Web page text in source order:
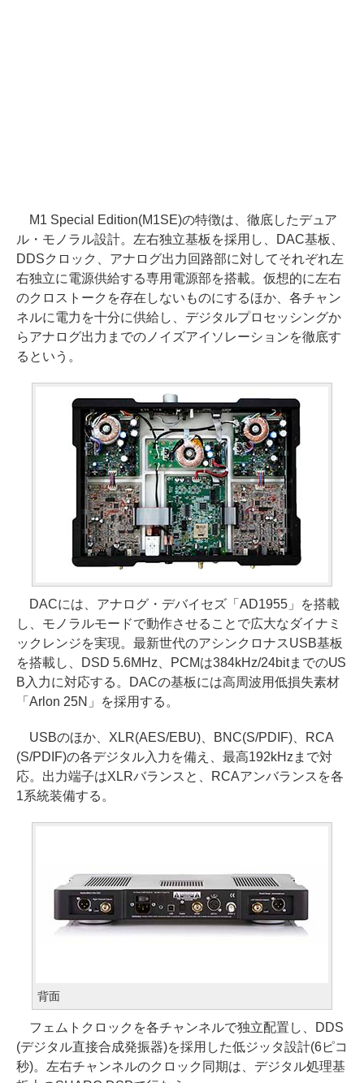
M1 Special Edition(M1SE)の特徴は、徹底したデュア
ル・モノラル設計。左右独立基板を採用し、DAC基板、
DDSクロック、アナログ出力回路部に対してそれぞれ左
右独立に電源供給する専用電源部を搭載。仮想的に左右
のクロストークを存在しないものにするほか、各チャン
ネルに電力を十分に供給し、デジタルプロセッシングか
らアナログ出力までのノイズアイソレーションを徹底す
るという。
DACには、アナログ・デバイセズ「AD1955」を搭載
し、モノラルモードで動作させることで広大なダイナミ
ックレンジを実現。最新世代のアシンクロナスUSB基板
を搭載し、DSD 5.6MHz、PCMは384kHz/24bitまでのUS
B入力に対応する。DACの基板には高周波用低損失素材
「Arlon 25N」を採用する。
USBのほか、XLR(AES/EBU)、BNC(S/PDIF)、RCA
(S/PDIF)の各デジタル入力を備え、最高192kHzまで対
応。出力端子はXLRバランスと、RCAアンバランスを各
1系統装備する。
背面
フェムトクロックを各チャンネルで独立配置し、DDS
(デジタル直接合成発振器)を採用した低ジッタ設計(6ピコ
秒)。左右チャンネルのクロック同期は、デジタル処理基